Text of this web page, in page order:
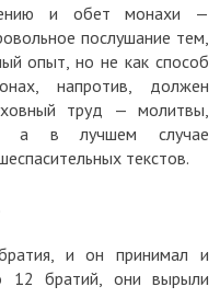
и обет монахи —
послушание тем,
опыт, но не как способ
напротив, должен
труд — молитвы,
а в лучшем случае
текстов.
и он принимал и
12 братий, они вырыли